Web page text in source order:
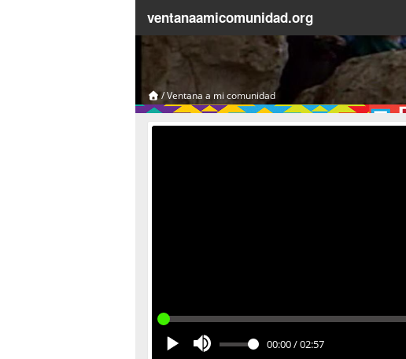
ventanaamicomunidad.org
/Ventana a mi comunidad
00:00/02:57